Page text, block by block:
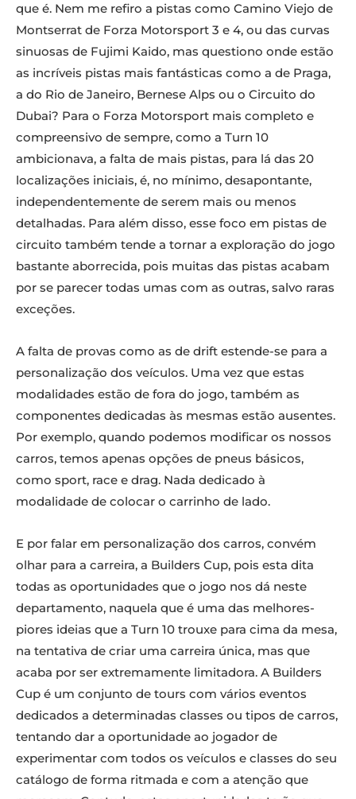
que é. Nem me refiro a pistas como Camino Viejo de
Montserrat de Forza Motorsport 3 e 4, ou das curvas
sinuosas de Fujimi Kaido, mas questiono onde estão
as incríveis pistas mais fantásticas como a de Praga,
a do Rio de Janeiro, Bernese Alps ou o Circuito do
Dubai? Para o Forza Motorsport mais completo e
compreensivo de sempre, como a Turn 10
ambicionava, a falta de mais pistas, para lá das 20
localizações iniciais, é, no mínimo, desapontante,
independentemente de serem mais ou menos
detalhadas. Para além disso, esse foco em pistas de
circuito também tende a tornar a exploração do jogo
bastante aborrecida, pois muitas das pistas acabam
por se parecer todas umas com as outras, salvo raras
exceções.
A falta de provas como as de drift estende-se para a
personalização dos veículos. Uma vez que estas
modalidades estão de fora do jogo, também as
componentes dedicadas às mesmas estão ausentes.
Por exemplo, quando podemos modificar os nossos
carros, temos apenas opções de pneus básicos,
como sport, race e drag. Nada dedicado à
modalidade de colocar o carrinho de lado.
E por falar em personalização dos carros, convém
olhar para a carreira, a Builders Cup, pois esta dita
todas as oportunidades que o jogo nos dá neste
departamento, naquela que é uma das melhores-
piores ideias que a Turn 10 trouxe para cima da mesa,
na tentativa de criar uma carreira única, mas que
acaba por ser extremamente limitadora. A Builders
Cup é um conjunto de tours com vários eventos
dedicados a determinadas classes ou tipos de carros,
tentando dar a oportunidade ao jogador de
experimentar com todos os veículos e classes do seu
catálogo de forma ritmada e com a atenção que